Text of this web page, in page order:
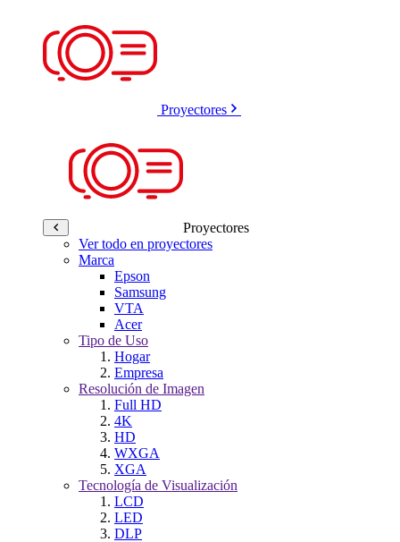
Proyectores
Proyectores
Ver todo en proyectores
Marca
Epson
Samsung
VTA
Acer
Tipo de Uso
Hogar
Empresa
Resolución de Imagen
Full HD
4K
HD
WXGA
XGA
Tecnología de Visualización
LCD
LED
DLP